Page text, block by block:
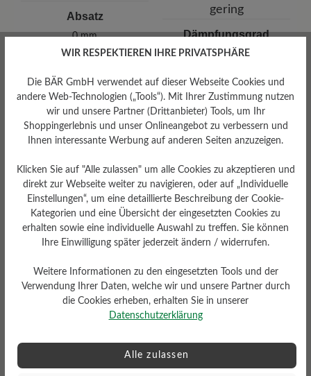
Absatz
0 mm Dämpfungsgrad
gering
Fußbett
Filzeinlegesohle
Profilierung
gering
WIR RESPEKTIEREN IHRE PRIVATSPHÄRE
Die BÄR GmbH verwendet auf dieser Webseite Cookies und
andere Web-Technologien („Tools“). Mit Ihrer Zustimmung nutzen
wir und unsere Partner (Drittanbieter) Tools, um Ihr
Shoppingerlebnis und unser Onlineangebot zu verbessern und
Ihnen interessante Werbung auf anderen Seiten anzuzeigen.
Klicken Sie auf "Alle zulassen" um alle Cookies zu akzeptieren und
direkt zur Webseite weiter zu navigieren, oder auf „Individuelle
Einstellungen“, um eine detaillierte Beschreibung der Cookie-
Kategorien und eine Übersicht der eingesetzten Cookies zu
erhalten sowie eine individuelle Auswahl zu treffen. Sie können
Ihre Einwilligung später jederzeit ändern / widerrufen.
Weitere Informationen zu den eingesetzten Tools und der
Verwendung Ihrer Daten, welche wir und unsere Partner durch
die Cookies erheben, erhalten Sie in unserer
Datenschutzerklärung
Alle zulassen